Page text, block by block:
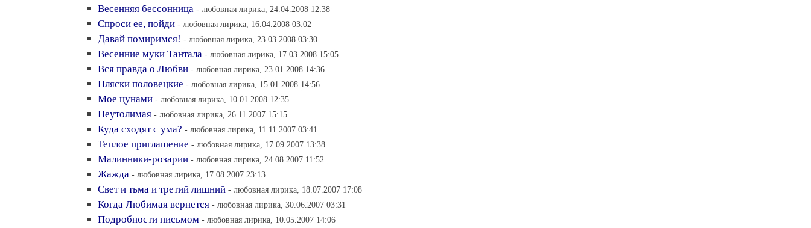
Весенняя бессонница - любовная лирика, 24.04.2008 12:38
Спроси ее, пойди - любовная лирика, 16.04.2008 03:02
Давай помиримся! - любовная лирика, 23.03.2008 03:30
Весенние муки Тантала - любовная лирика, 17.03.2008 15:05
Вся правда о Любви - любовная лирика, 23.01.2008 14:36
Пляски половецкие - любовная лирика, 15.01.2008 14:56
Мое цунами - любовная лирика, 10.01.2008 12:35
Неутолимая - любовная лирика, 26.11.2007 15:15
Куда сходят с ума? - любовная лирика, 11.11.2007 03:41
Теплое приглашение - любовная лирика, 17.09.2007 13:38
Малинники-розарии - любовная лирика, 24.08.2007 11:52
Жажда - любовная лирика, 17.08.2007 23:13
Свет и тьма и третий лишний - любовная лирика, 18.07.2007 17:08
Когда Любимая вернется - любовная лирика, 30.06.2007 03:31
Подробности письмом - любовная лирика, 10.05.2007 14:06